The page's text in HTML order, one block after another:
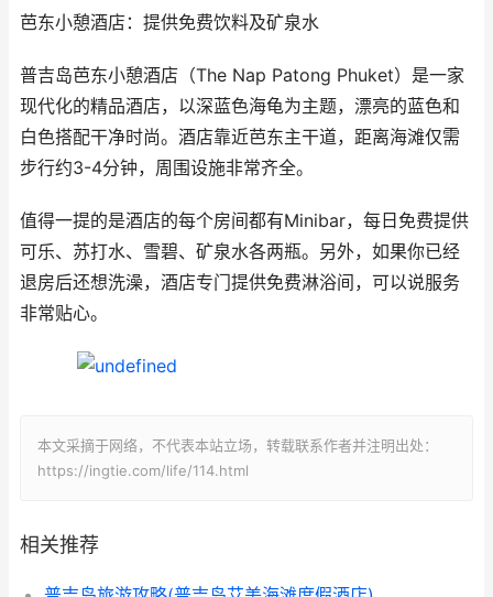
芭东小憩酒店：提供免费饮料及矿泉水
普吉岛芭东小憩酒店（The Nap Patong Phuket）是一家
现代化的精品酒店，以深蓝色海龟为主题，漂亮的蓝色和
白色搭配干净时尚。酒店靠近芭东主干道，距离海滩仅需
步行约3-4分钟，周围设施非常齐全。
值得一提的是酒店的每个房间都有Minibar，每日免费提供
可乐、苏打水、雪碧、矿泉水各两瓶。另外，如果你已经
退房后还想洗澡，酒店专门提供免费淋浴间，可以说服务
非常贴心。
本文采摘于网络，不代表本站立场，转载联系作者并注明出处：
https://ingtie.com/life/114.html
相关推荐